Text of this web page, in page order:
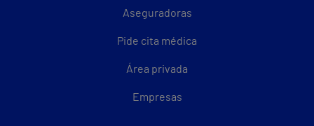
Aseguradoras
Pide cita médica
Área privada
Empresas